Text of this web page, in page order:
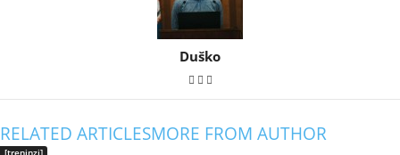
Duško
RELATED ARTICLESMORE FROM AUTHOR
[treninzi]